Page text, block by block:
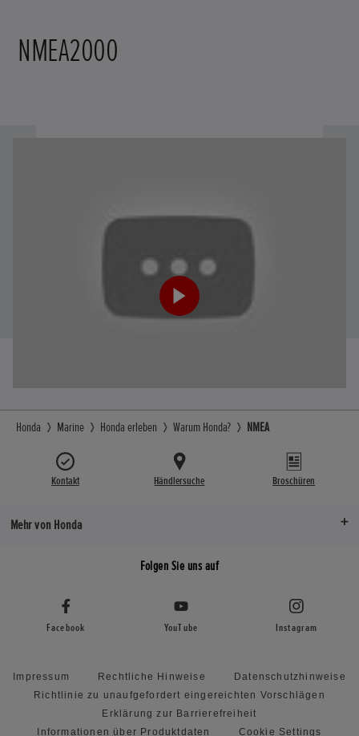
NMEA2000
Honda Marine Honda erleben Warum Honda? NMEA
Kontakt Händlersuche Broschüren
Mehr von Honda
Folgen Sie uns auf
Facebook YouTube Instagram
Impressum Rechtliche Hinweise
Datenschutzhinweise
Richtlinie zu unaufgefordert eingereichten Vorschlägen
Erklärung zur Barrierefreiheit
Informationen über Produktdaten
Cookie Settings